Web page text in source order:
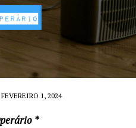
FEVEREIRO 1, 2024
*